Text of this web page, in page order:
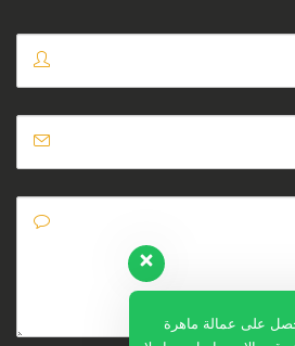
على عمالة ماهرة